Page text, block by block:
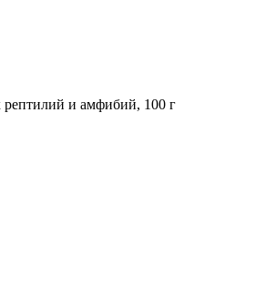
рептилий и амфибий, 100 г